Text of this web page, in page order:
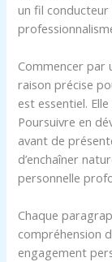
un fil
Commencer par
raison précise
est essentiel.
Poursuivre en
avant de
d’enchaîner
personnelle
Chaque
compréhension
engagement